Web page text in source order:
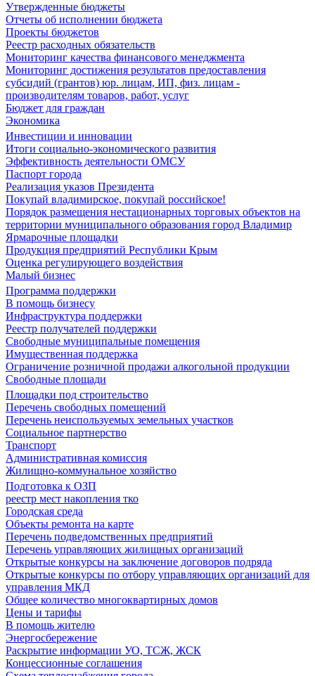
Утвержденные бюджеты
Отчеты об исполнении бюджета
Проекты бюджетов
Реестр расходных обязательств
Мониторинг качества финансового менеджмента
Мониторинг достижения результатов предоставления
субсидий (грантов) юр. лицам, ИП, физ. лицам -
производителям товаров, работ, услуг
Бюджет для граждан
Экономика
Инвестиции и инновации
Итоги социально-экономического развития
Эффективность деятельности ОМСУ
Паспорт города
Реализация указов Президента
Покупай владимирское, покупай российское!
Порядок размещения нестационарных торговых объектов на
территории муниципального образования город Владимир
Ярмарочные площадки
Продукция предприятий Республики Крым
Оценка регулирующего воздействия
Малый бизнес
Программа поддержки
В помощь бизнесу
Инфраструктура поддержки
Реестр получателей поддержки
Свободные муниципальные помещения
Имущественная поддержка
Ограничение розничной продажи алкогольной продукции
Свободные площади
Площадки под строительство
Перечень свободных помещений
Перечень неиспользуемых земельных участков
Социальное партнерство
Транспорт
Административная комиссия
Жилищно-коммунальное хозяйство
Подготовка к ОЗП
реестр мест накопления тко
Городская среда
Объекты ремонта на карте
Перечень подведомственных предприятий
Перечень управляющих жилищных организаций
Открытые конкурсы на заключение договоров подряда
Открытые конкурсы по отбору управляющих организаций для
управления МКД
Общее количество многоквартирных домов
Цены и тарифы
В помощь жителю
Энергосбережение
Раскрытие информации УО, ТСЖ, ЖСК
Концессионные соглашения